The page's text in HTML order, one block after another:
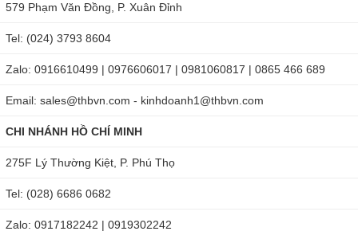
nâu
Loại máy
Thiết bị đo độ ngọt được chia thành 2 dạng:
Một là khúc xạ kế dạng quang năng, đo độ ngọt theo chỉ số
khúc xạ. Ưu điểm là giá rẻ, nhỏ gọn, dễ sử dụng, tiết kiệm.
điện. Ưu điểm là tiện ích, dễ dùng và đọc két quả, đo được
Brix và cả nhiệt độ,...
Giá thành
579 Phạm Văn Đồng, P. Xuân Đỉnh
Tel: (024) 3793 8604
Zalo: 0916610499 | 0976606017 | 0981060817 | 0865 466 689
Email: sales@thbvn.com - kinhdoanh1@thbvn.com
CHI NHÁNH HỒ CHÍ MINH
275F Lý Thường Kiệt, P. Phú Thọ
Tel: (028) 6686 0682
Zalo: 0917182242 | 0919302242